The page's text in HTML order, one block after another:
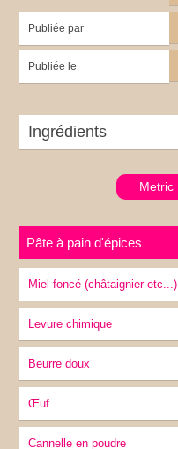
Publiée par
Publiée le
Ingrédients
Metric
Pâte à pain d'épices
Miel foncé (châtaignier etc...)
Levure chimique
Beurre doux
œuf
Cannelle en poudre